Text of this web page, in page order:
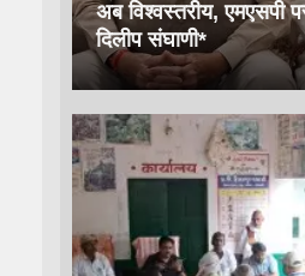
अब विश्वस्तरीय, एमएसपी
दिलीप संघाणी*